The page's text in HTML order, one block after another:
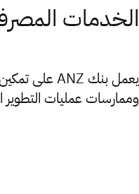
الخدمات
وممارسات عمليات التطوير